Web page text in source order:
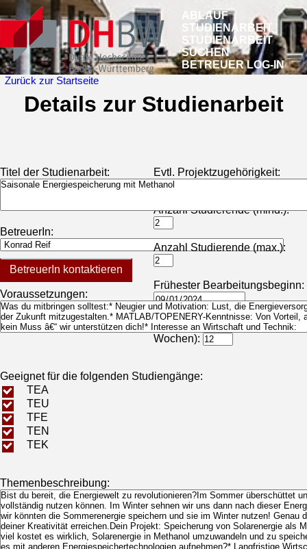
ABLAUF
STUDIENARBEIT
STUDIENARBEIT
SUCHEN
BETREUER LOG-IN
Zurück zur Startseite
Details zur Studienarbeit
Titel der Studienarbeit:
BetreuerIn:
BetreuerIn kontaktieren
Voraussetzungen:
Evtl. Projektzugehörigkeit:
Anzahl Studierende (mind.):
Anzahl Studierende (max.):
Frühester Bearbeitungsbeginn:
Bearbeitungsdauer (in
Wochen):
Geeignet für die folgenden Studiengänge:
TEA
TEU
TFE
TEN
TEK
Themenbeschreibung: